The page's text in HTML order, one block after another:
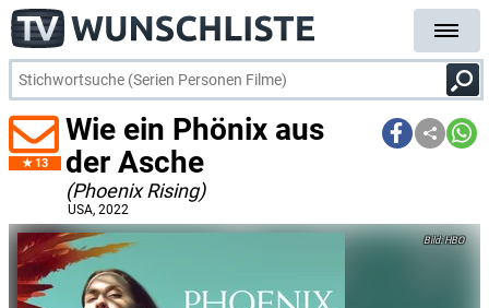
13
Wie ein Phönix aus
der Asche
(Phoenix Rising)
USA, 2022
HBO